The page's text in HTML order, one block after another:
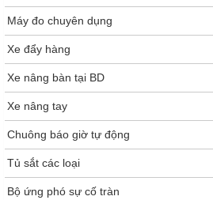
Máy đo chuyên dụng
Xe đẩy hàng
Xe nâng bàn tại BD
Xe nâng tay
Chuông báo giờ tự động
Tủ sắt các loại
Bộ ứng phó sự cố tràn